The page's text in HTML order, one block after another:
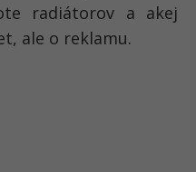
radiátorov a akej
ale o reklamu.